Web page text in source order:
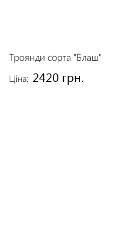
Троянди сорта "Блаш"
Ціна: 2420 грн.